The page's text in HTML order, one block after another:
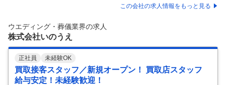
この会社の求人情報をもっと見る
ウエディング・葬儀業界の求人
株式会社いのうえ
正社員 未経験OK
買取接客スタッフ／新規オープン！ 買取店スタッフ
給与安定！未経験歓迎！